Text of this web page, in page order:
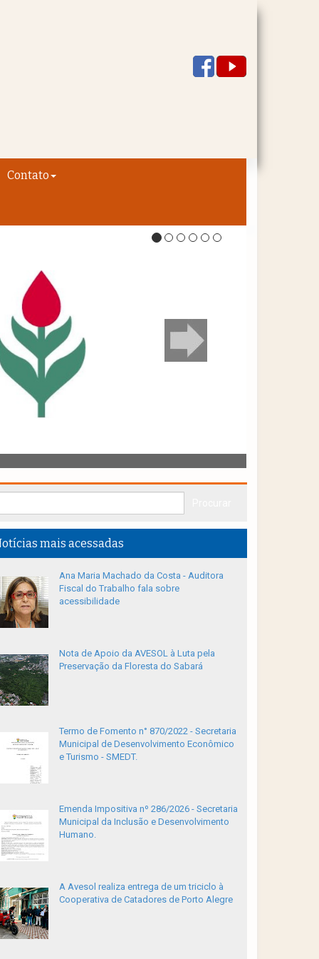
Contato
mais acessadas
Ana Maria Machado da Costa - Auditora
Fiscal do Trabalho fala sobre
acessibilidade
Nota de Apoio da AVESOL à Luta pela
Preservação da Floresta do Sabará
Termo de Fomento n° 870/2022 - Secretaria
Municipal de Desenvolvimento Econômico
e Turismo - SMEDT.
Emenda Impositiva nº 286/2026 - Secretaria
Municipal da Inclusão e Desenvolvimento
Humano.
A Avesol realiza entrega de um triciclo à
Cooperativa de Catadores de Porto Alegre